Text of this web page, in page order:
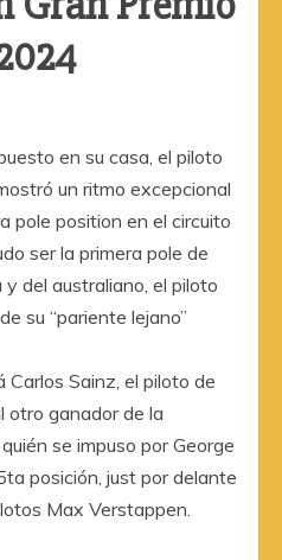
en su casa, el piloto
un ritmo excepcional
pole position en el circuito
ser la primera pole de
del australiano, el piloto
su “pariente lejano”
Carlos Sainz, el piloto de
otro ganador de la
se impuso por George
posición, just por delante
Max Verstappen.